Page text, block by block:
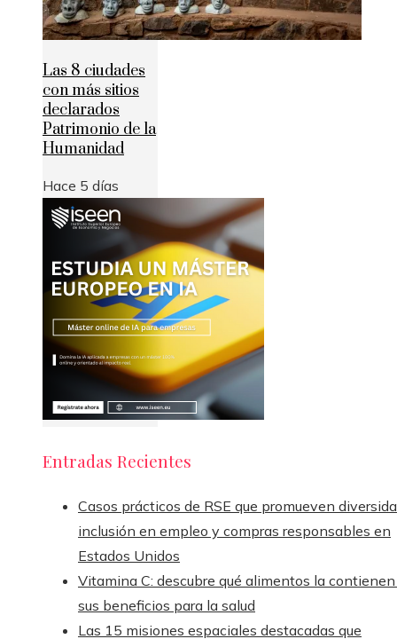
Las 8 ciudades
con más sitios
declarados
Patrimonio de la
Humanidad
Hace 5 días
Entradas Recientes
Casos prácticos de RSE que promueven
inclusión en empleo y compras responsables en
Estados Unidos
Vitamina C: descubre qué alimentos la
sus beneficios para la salud
Las 15 misiones espaciales destacadas que